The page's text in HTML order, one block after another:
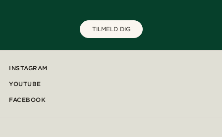
TILMELD DIG
INSTAGRAM
YOUTUBE
FACEBOOK